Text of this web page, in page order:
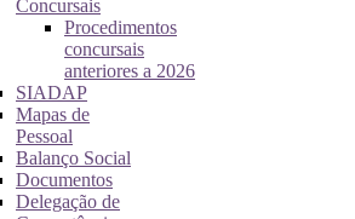
Concursais
Procedimentos
concursais
anteriores a 2026
SIADAP
Mapas de
Pessoal
Balanço Social
Documentos
Delegação de